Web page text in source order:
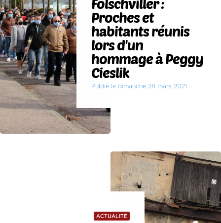
Proches et
habitants réunis
lors d'un
hommage à Peggy
Cieslik
Publié le dimanche 28 mars 2021
ACTUALITÉ